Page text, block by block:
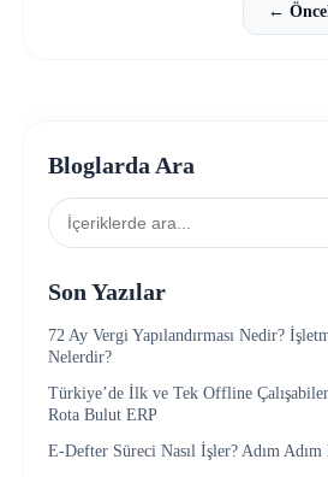
←
Bloglarda Ara
Son Yazılar
72 Ay Vergi Yapılandırması Nedir?
Nelerdir?
Türkiye’de İlk ve Tek Offline Çalışabilen
Rota Bulut ERP
E-Defter Süreci Nasıl İşler? Adım Adım